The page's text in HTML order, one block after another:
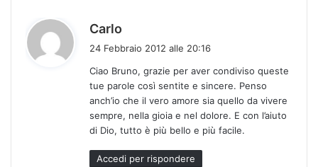
Carlo
e
t
t
o
24 Febbraio 2012 alle 20:16
Ciao Bruno, grazie per aver condiviso queste
tue parole così sentite e sincere. Penso
anch’io che il vero amore sia quello da vivere
sempre, nella gioia e nel dolore. E con l’aiuto
di Dio, tutto è più bello e più facile.
Accedi per rispondere